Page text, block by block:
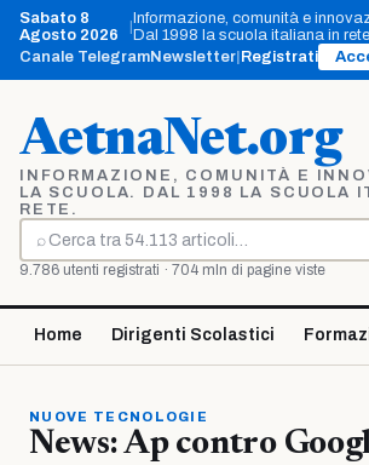
Vai
contenuto
Sabato 8
Agosto 2026
Informazione, comunità e
Dal 1998 la scuola italiana in
Canale TelegramNewsletter Registrati
AetnaNet.org
INFORMAZIONE, COMUNITÀ E
LA SCUOLA. DAL 1998 LA SCUOLA
RETE.
⌕
Cerca
9.786 utenti registrati · 704 mln di pagine viste
Home Dirigenti Scolastici
NUOVE TECNOLOGIE
News: Ap contro